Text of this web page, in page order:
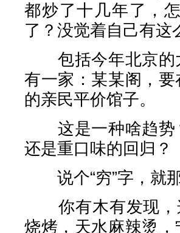
都炒了十几年了，
了？没觉着自己有这
包括今年北京的
有一家：某某阁，
的亲民平价馆子。
这是一种啥趋势
还是重口味的回归？
说个“穷”字，就那
你有木有发现，
烧烤，天水麻辣烫